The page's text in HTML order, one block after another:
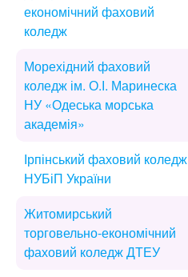
економічний фаховий
коледж
Морехідний фаховий
коледж ім. О.І. Маринеска
НУ «Одеська морська
академія»
Ірпінський фаховий коледж
НУБіП України
Житомирський
торговельно-економічний
фаховий коледж ДТЕУ